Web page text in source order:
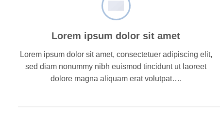
Lorem ipsum dolor sit amet
Lorem ipsum dolor sit amet, consectetuer adipiscing elit,
sed diam nonummy nibh euismod tincidunt ut laoreet
dolore magna aliquam erat volutpat….